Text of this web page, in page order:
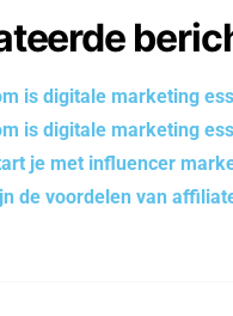
is digitale marketing
is digitale marketing
je met influencer
de voordelen van